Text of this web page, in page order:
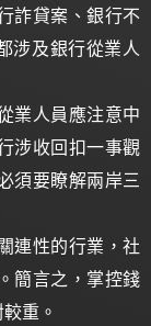
詐貸案、銀行不
涉及銀行從業人
業人員應注意中
涉收回扣一事觀
須要瞭解兩岸三
連性的行業，社
簡言之，掌控錢
重。